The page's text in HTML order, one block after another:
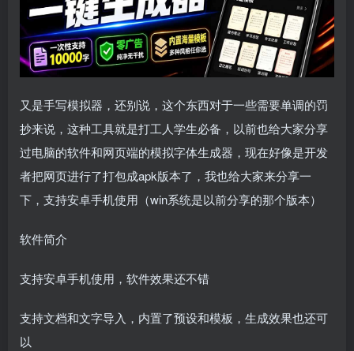
又是手写模拟器，还别说，这个东西对于一些需要单调的罚
抄来说，这种工具就是打工人学生必备，以前也给大家分享
过电脑的软件和网页端的模拟字体生成器，现在好像是开发
者把网页进行了打包成apk版本了，我也给大家来分享一
下，支持安卓手机使用（win系统是以前分享的那个版本）
软件简介
支持安卓手机使用，软件效果还不错
支持文档和文字导入，内置了预设和模板，生成效果也还可
以